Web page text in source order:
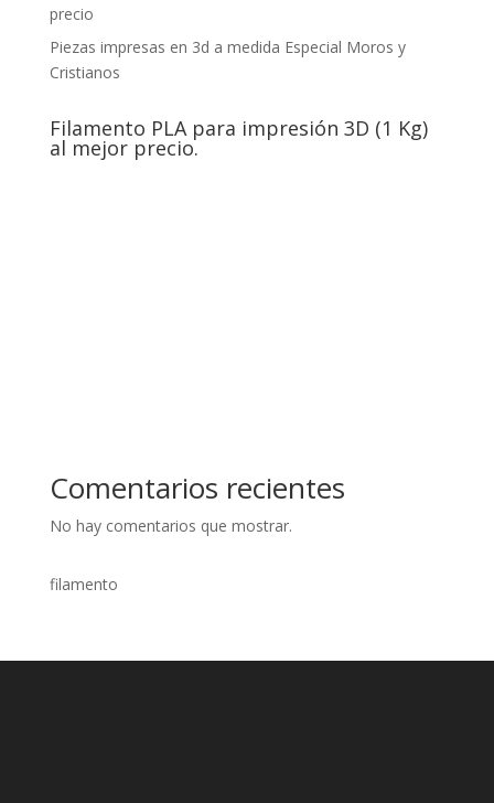
precio
Piezas impresas en 3d a medida Especial Moros y
Cristianos
Filamento PLA para impresión 3D (1 Kg)
al mejor precio.
Comentarios recientes
No hay comentarios que mostrar.
filamento